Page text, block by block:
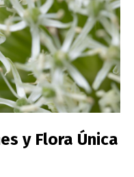
y Flora Única